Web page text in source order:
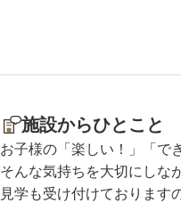
施設からひとこと
お子様の「楽しい！」「で
そんな気持ちを大切にしな
見学も受け付けております